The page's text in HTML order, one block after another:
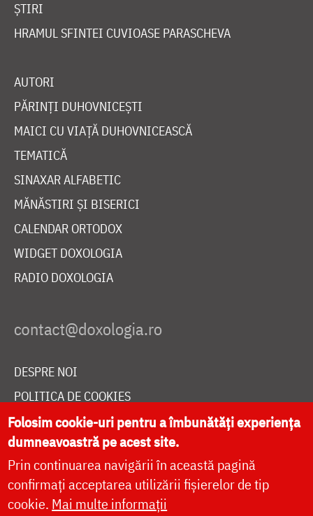
ȘTIRI
HRAMUL SFINTEI CUVIOASE PARASCHEVA
AUTORI
PĂRINȚI DUHOVNICEȘTI
MAICI CU VIAȚĂ DUHOVNICEASCĂ
TEMATICĂ
SINAXAR ALFABETIC
MĂNĂSTIRI ȘI BISERICI
CALENDAR ORTODOX
WIDGET DOXOLOGIA
RADIO DOXOLOGIA
DESPRE NOI
POLITICA DE COOKIES
DONEAZĂ ONLINE PENTRU CATEDRALA NAȚIONALĂ
LIVE
Folosim cookie-uri pentru a îmbunătăți experiența
dumneavoastră pe acest site.
Prin continuarea navigării în această pagină
confirmați acceptarea utilizării fișierelor de tip
cookie. Mai multe informații